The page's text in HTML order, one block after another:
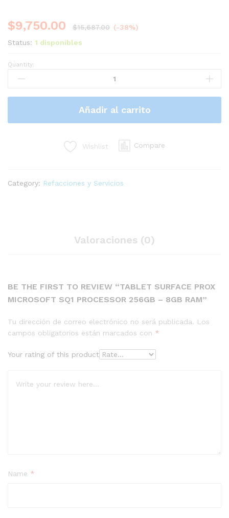
$9,750.00 $15,687.00 (-38%)
Status: 1 disponibles
Tablet
Surface
MICROSOFT
PROCESSOR
Quantity:
Añadir al carrito
Wishlist Compare
Category: Refacciones y Servicios
Valoraciones (0)
BE THE FIRST TO REVIEW “TABLET SURFACE PROX
MICROSOFT SQ1 PROCESSOR 256GB – 8GB RAM”
Tu dirección de correo electrónico no será publicada. Los
campos obligatorios están marcados con *
Your rating of this product
Name *